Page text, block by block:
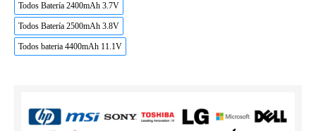
Todos Batería 2400mAh 3.7V
Todos Batería 2500mAh 3.8V
Todos bateria 4400mAh 11.1V